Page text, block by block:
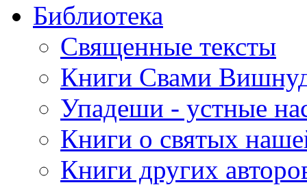
Библиотека
Священные тексты
Книги Свами
Упадеши - устные
Книги о святых
Книги других